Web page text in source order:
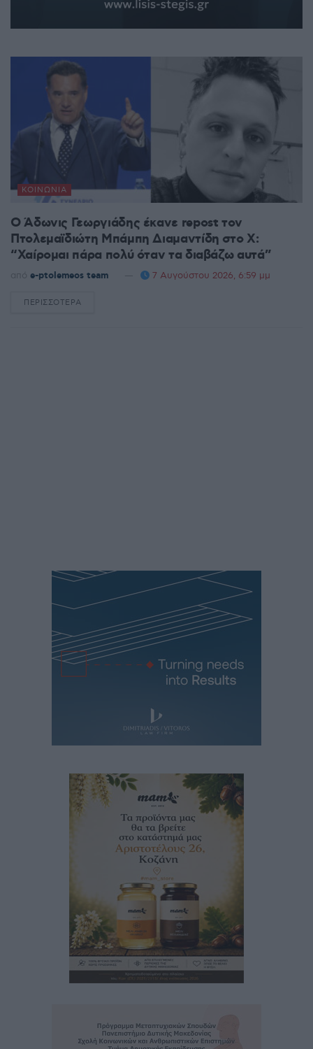
ΚΟΙΝΩΝΊΑ
Ο Άδωνις Γεωργιάδης έκανε repost τον
Πτολεμαϊδιώτη Μπάμπη Διαμαντίδη στο X:
“Χαίρομαι πάρα πολύ όταν τα διαβάζω αυτά”
από e-ptolemeos team 7 Αυγούστου 2026, 6:59 μμ
ΠΕΡΙΣΣΌΤΕΡΑ